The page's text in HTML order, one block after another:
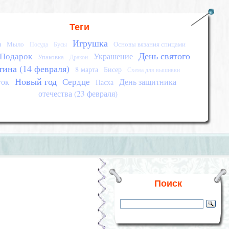
Теги
Мыло Посуда Бусы Игрушка Основы вязания спицами
Подарок Упаковка Дракон Украшение День святого
(14 февраля)
8 марта Бисер Схема для вышивки
Новый год Сердце Пасха День защитника
отечества (23 февраля)
Поиск